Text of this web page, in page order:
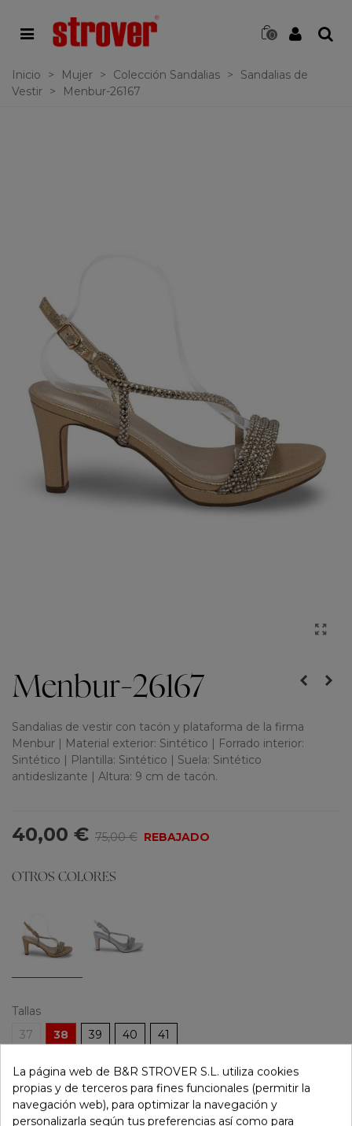
0
Inicio > Mujer > Colección Sandalias >
Sandalias de
Vestir > Menbur-26167
Menbur-26167
Sandalias de vestir con tacón y plataforma de la firma
Menbur | Material exterior: Sintético | Forrado interior:
Sintético | Plantilla: Sintético | Suela: Sintético
antideslizante | Altura: 9 cm de tacón.
40,00 € 75,00 € REBAJADO
OTROS COLORES
Tallas
37
38 39 40 41
-
Añadir Al Carrito
La página web de B&R STROVER S.L. utiliza cookies
propias y de terceros para fines funcionales (permitir la
navegación web), para optimizar la navegación y
personalizarla según tus preferencias así como para